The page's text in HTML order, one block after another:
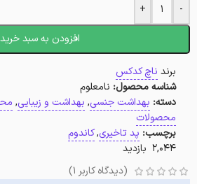
-
+
افزودن به سبد خرید
برند ناچ کدکس
شناسه محصول: نامعلوم
دسته: بهداشت جنسی, بهداشت و زیبایی,
محصولات
برچسب: پد تاخیری,کاندوم
2,044 بازدید
(دیدگاه کاربر 1
)